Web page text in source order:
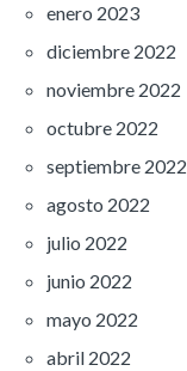
enero 2023
diciembre 2022
noviembre 2022
octubre 2022
septiembre 2022
agosto 2022
julio 2022
junio 2022
mayo 2022
abril 2022